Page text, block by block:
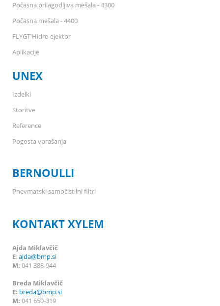
Počasna prilagodljiva mešala - 4300
Počasna mešala - 4400
FLYGT Hidro ejektor
Aplikacije
UNEX
Izdelki
Storitve
Reference
Pogosta vprašanja
BERNOULLI
Pnevmatski samočistilni filtri
KONTAKT XYLEM
Ajda Miklavčič
E:ajda@bmp.si
M: 041 388-944
Breda Miklavčič
E: breda@bmp.si
M: 041 650-319